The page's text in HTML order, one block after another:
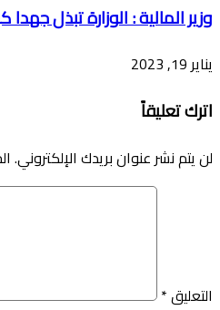
وزير المالية : الوزارة تبذل
يناير 19, 2023
اترك تعليقاً
لن يتم نشر عنوان بريدك الإلكتروني.
التعليق*